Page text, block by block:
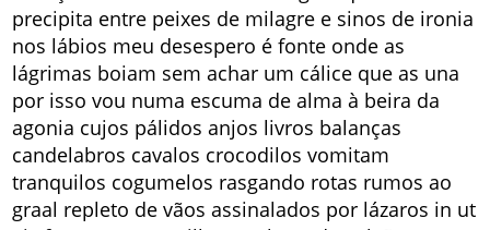
precipita entre peixes de milagre e sinos de ironia
nos lábios meu desespero é fonte onde as
lágrimas boiam sem achar um cálice que as una
por isso vou numa escuma de alma à beira da
agonia cujos pálidos anjos livros balanças
candelabros cavalos crocodilos vomitam
tranquilos cogumelos rasgando rotas rumos ao
graal repleto de vãos assinalados por lázaros in ut